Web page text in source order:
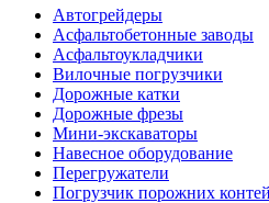
Автогрейдеры
Асфальтобетонные заводы
Асфальтоукладчики
Вилочные погрузчики
Дорожные катки
Дорожные фрезы
Мини-экскаваторы
Навесное оборудование
Перегружатели
Погрузчик порожних